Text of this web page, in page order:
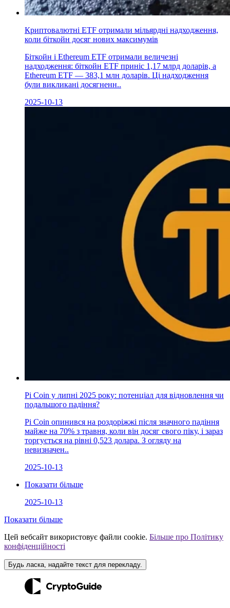
Криптовалютні ETF отримали мільярдні надходження,
коли біткойн досяг нових максимумів
Біткойн і Ethereum ETF отримали величезні
надходження: біткойн ETF приніс 1,17 млрд доларів, а
Ethereum ETF — 383,1 млн доларів. Ці надходження
були викликані досягненн..
2025-10-13
Pi Coin у липні 2025 року: потенціал для відновлення чи
подальшого падіння?
Pi Coin опинився на роздоріжжі після значного падіння
майже на 70% з травня, коли він досяг свого піку, і зараз
торгується на рівні 0,523 долара. З огляду на
невизначен..
2025-10-13
Показати більше
2025-10-13
Показати більше
Цей вебсайт використовує файли cookie. Більше про Політику
конфіденційності
Будь ласка, надайте текст для перекладу.